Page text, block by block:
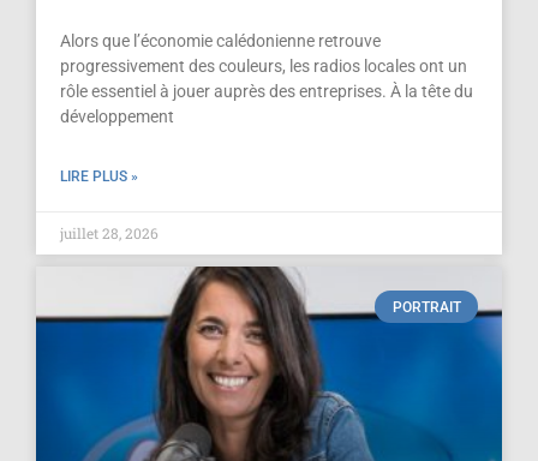
Alors que l’économie calédonienne retrouve
progressivement des couleurs, les radios locales ont un
rôle essentiel à jouer auprès des entreprises. À la tête du
développement
LIRE PLUS »
juillet 28, 2026
PORTRAIT